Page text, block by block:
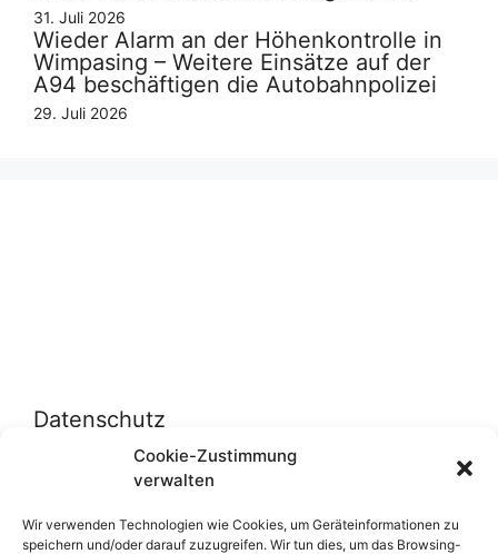
Cookie-Zustimmung
verwalten
Wir verwenden Technologien wie Cookies, um Geräteinformationen zu
speichern und/oder darauf zuzugreifen. Wir tun dies, um das Browsing-
31. Juli 2026
Wieder Alarm an der Höhenkontrolle in
Wimpasing – Weitere Einsätze auf der
A94 beschäftigen die Autobahnpolizei
29. Juli 2026
Datenschutz
Datenschutzerklärung
Cookie-Richtlinie (EU)